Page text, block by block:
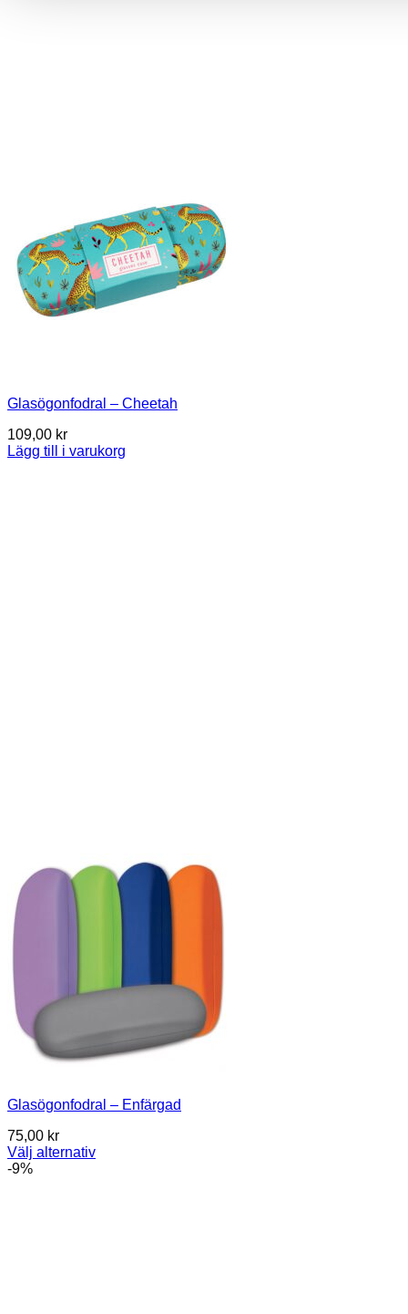
Glasögonfodral – Cheetah
109,00 kr
Lägg till i varukorg
Glasögonfodral – Enfärgad
75,00 kr
Välj alternativ
Den
-9%